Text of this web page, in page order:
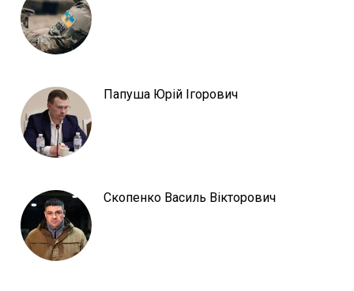
Папуша Юрій Ігорович
Скопенко Василь Вікторович